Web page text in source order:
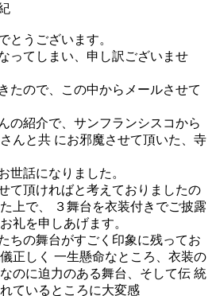
とうございます。
ってしまい、申し訳ございませ
たので、この中からメールさせて
の紹介で、サンフランシスコから
んと共 にお邪魔させて頂いた、寺
世話になりました。
て頂ければと考えておりましたの
上で、 ３舞台を衣装付きでご披露
礼を申しあげます。
ちの舞台がすごく印象に残ってお
正しく 一生懸命なところ、衣装の
のに迫力のある舞台、そして伝 統
ているところに大変感